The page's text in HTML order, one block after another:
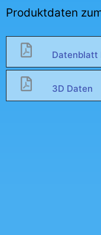
Produktdaten
Datenblatt
3D Daten